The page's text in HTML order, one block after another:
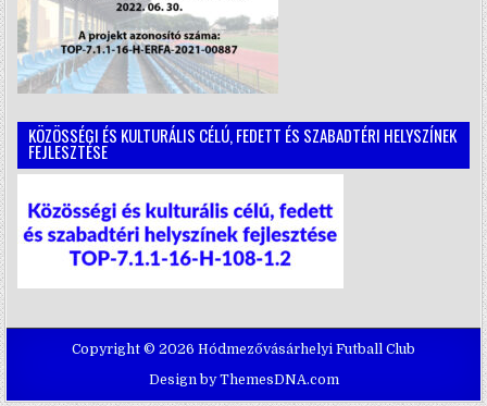
KÖZÖSSÉGI ÉS KULTURÁLIS CÉLÚ, FEDETT ÉS SZABADTÉRI HELYSZÍNEK
FEJLESZTÉSE
Copyright © 2026 Hódmezővásárhelyi Futball Club
Design by ThemesDNA.com